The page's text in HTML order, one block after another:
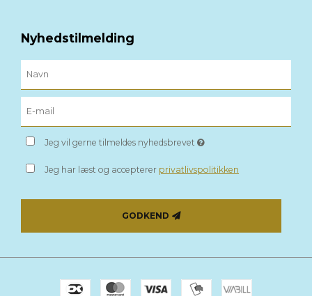
Nyhedstilmelding
Jeg vil gerne tilmeldes nyhedsbrevet
Jeg har læst og accepterer privatlivspolitikken
GODKEND